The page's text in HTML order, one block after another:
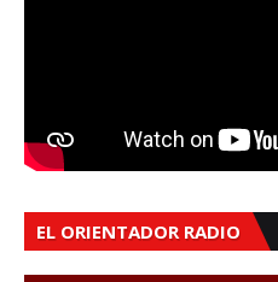
EL ORIENTADOR RADIO